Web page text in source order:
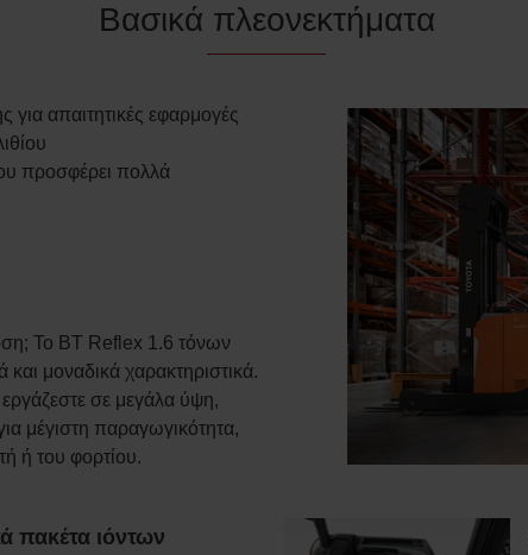
Βασικά πλεονεκτήματα
απαιτητικές εφαρμογές
προσφέρει πολλά
Το BT Reflex 1.6 τόνων
μοναδικά χαρακτηριστικά.
σε μεγάλα ύψη,
μέγιστη παραγωγικότητα,
ή του φορτίου.
πακέτα ιόντων